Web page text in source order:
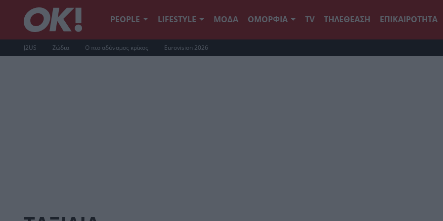
PEOPLE LIFESTYLE ΜΟΔΑ ΟΜΟΡΦΙΑ TV ΤΗΛΕΘΕΑΣΗ ΕΠΙΚΑΙΡΟΤΗΤΑ
J2US Ζώδια Ο πιο αδύναμος κρίκος Eurovision 2026